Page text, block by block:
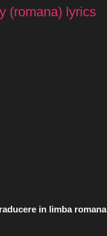
(romana) lyrics
in limba romana